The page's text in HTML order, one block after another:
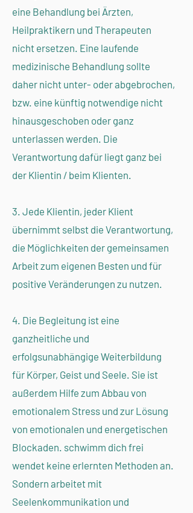
eine Behandlung bei Ärzten,
Heilpraktikern und Therapeuten
nicht ersetzen. Eine laufende
medizinische Behandlung sollte
daher nicht unter- oder abgebrochen,
bzw. eine künftig notwendige nicht
hinausgeschoben oder ganz
unterlassen werden. Die
Verantwortung dafür liegt ganz bei
der Klientin / beim Klienten.
3. Jede Klientin, jeder Klient
übernimmt selbst die Verantwortung,
die Möglichkeiten der gemeinsamen
Arbeit zum eigenen Besten und für
positive Veränderungen zu nutzen.
4. Die Begleitung ist eine
ganzheitliche und
erfolgsunabhängige Weiterbildung
für Körper, Geist und Seele. Sie ist
außerdem Hilfe zum Abbau von
emotionalem Stress und zur Lösung
von emotionalen und energetischen
Blockaden. schwimm dich frei
wendet keine erlernten Methoden an.
Sondern arbeitet mit
Seelenkommunikation und